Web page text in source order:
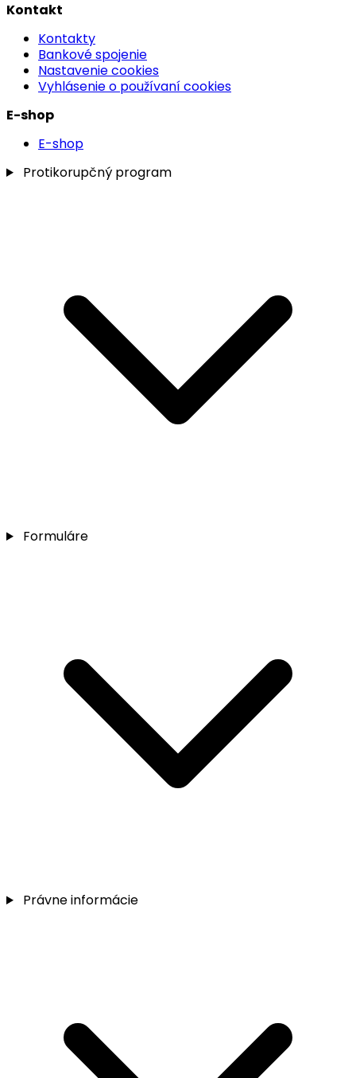
Kontakt
Kontakty
Bankové spojenie
Nastavenie cookies
Vyhlásenie o používaní cookies
E-shop
E-shop
Protikorupčný program
Formuláre
Právne informácie